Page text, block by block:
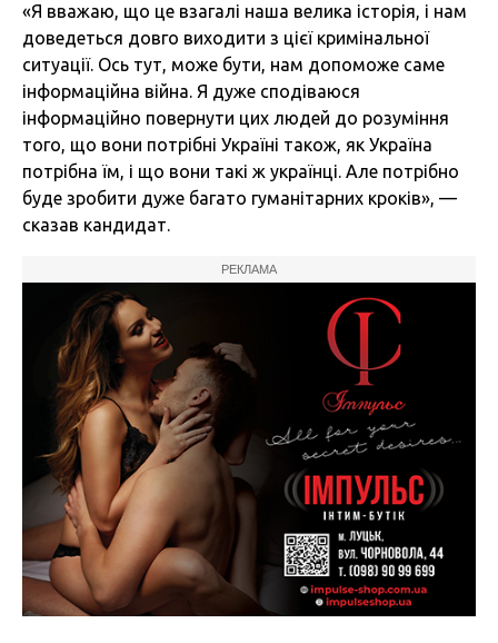
«Я вважаю, що це взагалі наша велика історія, і нам
доведеться довго виходити з цієї кримінальної
ситуації. Ось тут, може бути, нам допоможе саме
інформаційна війна. Я дуже сподіваюся
інформаційно повернути цих людей до розуміння
того, що вони потрібні Україні також, як Україна
потрібна їм, і що вони такі ж українці. Але потрібно
буде зробити дуже багато гуманітарних кроків», —
сказав кандидат.
РЕКЛАМА